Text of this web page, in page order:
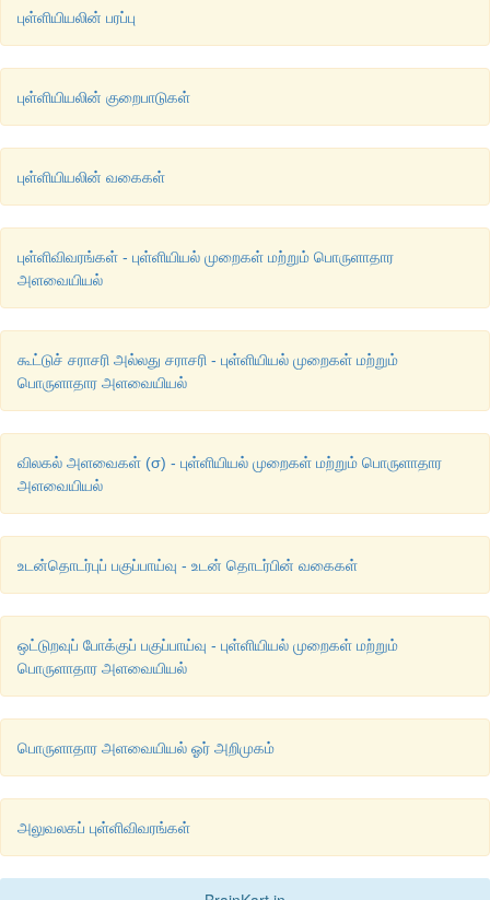
புள்ளியியலின் பரப்பு
புள்ளியியலின் குறைபாடுகள்
புள்ளியியலின் வகைகள்
புள்ளிவிவரங்கள் - புள்ளியியல் முறைகள் மற்றும் பொருளாதார
அளவையியல்
கூட்டுச் சராசரி அல்லது சராசரி - புள்ளியியல் முறைகள் மற்றும்
பொருளாதார அளவையியல்
விலகல் அளவைகள் (σ) - புள்ளியியல் முறைகள் மற்றும் பொருளாதார
அளவையியல்
உடன்தொடர்புப் பகுப்பாய்வு - உடன் தொடர்பின் வகைகள்
ஒட்டுறவுப் போக்குப் பகுப்பாய்வு - புள்ளியியல் முறைகள் மற்றும்
பொருளாதார அளவையியல்
பொருளாதார அளவையியல் ஓர் அறிமுகம்
அலுவலகப் புள்ளிவிவரங்கள்